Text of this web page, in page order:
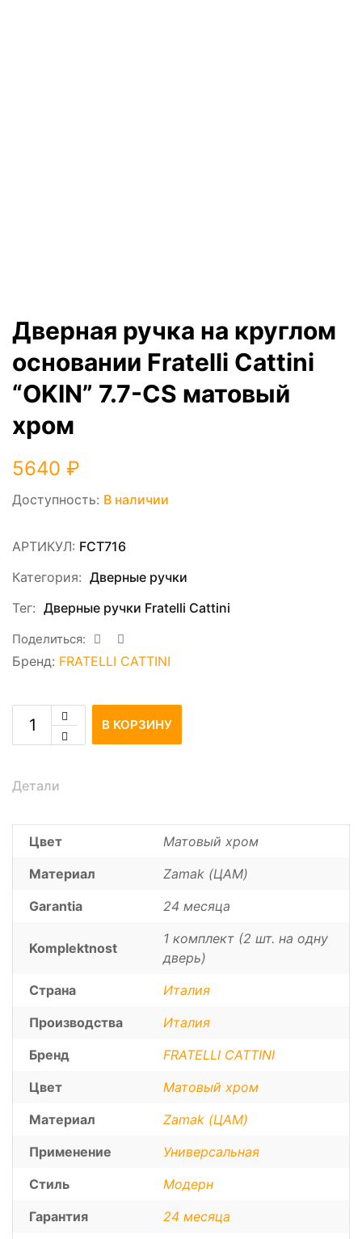
Дверная ручка на круглом
основании Fratelli Cattini
“OKIN” 7.7-CS матовый
хром
5640 ₽
Доступность: В наличии
АРТИКУЛ: FCT716
Категория: Дверные ручки
Тег: Дверные ручки Fratelli Cattini
Поделиться:
Бренд: FRATELLI CATTINI
В КОРЗИНУ
Детали
Цвет
Матовый хром
Материал
Zamak (ЦАМ)
Garantia
24 месяца
Komplektnost
1 комплект (2 шт. на одну
дверь)
Страна
Италия
Производства
Италия
Бренд
FRATELLI CATTINI
Цвет
Матовый хром
Материал
Zamak (ЦАМ)
Применение
Универсальная
Стиль
Модерн
Гарантия
24 месяца